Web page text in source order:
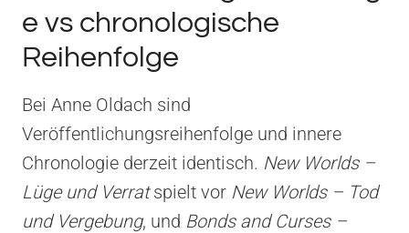
e vs chronologische
Reihenfolge
Bei Anne Oldach sind
Veröffentlichungsreihenfolge und innere
Chronologie derzeit identisch. New Worlds –
Lüge und Verratspielt vor New Worlds – Tod
und Vergebung, und Bonds and Curses –